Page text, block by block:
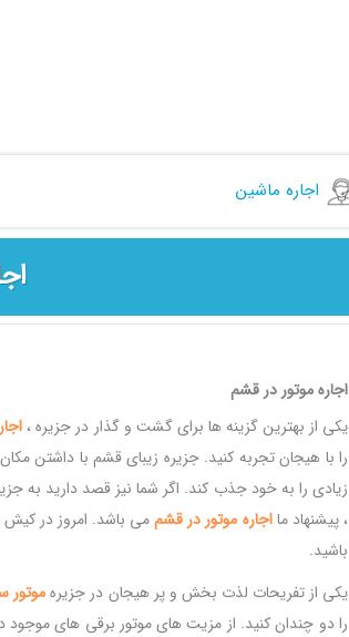
اجاره ماشین
اجاره موتور در قشم
یکی از بهترین گزینه ها برای گشت و گذار در جزیره ،
را با هیجان تجربه کنید. جزیره زیبای قشم با داشتن
زیادی را به خود جذب کند. اگر شما نیز قصد دارید به
، پیشنهاد مااجاره موتور در قشممی باشد. امروز در کیش
باشید.
یکی از تفریحات لذت بخش و پر هیجان در جزیرهموتور
را دو چندان کنید. از مزیت های موتور برقی های موجود